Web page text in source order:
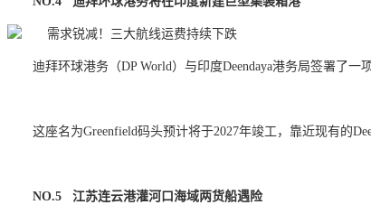
迪拜环球港务（DP World）与印度Deendaya港务局签署了
这座名为Greenfield码头预计将于2027年竣工，靠近现有的
NO.5 江苏连云港灌河口海域两货船遇险